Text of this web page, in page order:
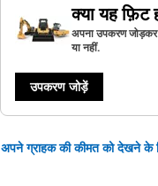
क्या यह फ़िट
अपना उपकरण जोड़कर
या नहीं.
उपकरण जोड़ें
अपने ग्राहक की कीमत को देखने के